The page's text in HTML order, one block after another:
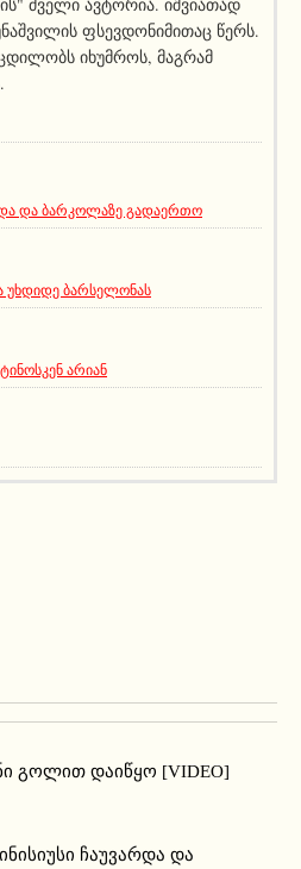
ფსევდონიმითაც წერს.
იხუმროს, მაგრამ
და ბარკოლაზე გადაერთო
უხდიდე ბარსელონას
არიან
გოლით დაიწყო [VIDEO]
ჩაუვარდა და